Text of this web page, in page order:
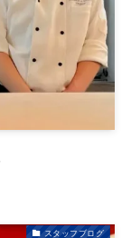
スタッフブログ